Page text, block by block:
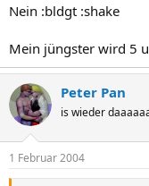
Nein :bldgt :shake
Mein jüngster wird 5
Peter Pan
is wieder
1 Februar 2004